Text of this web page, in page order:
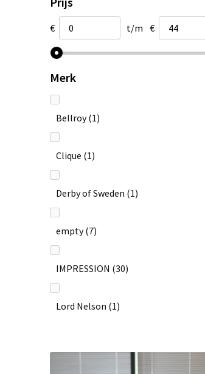
€ t/m €
Merk
Bellroy (1)
Clique (1)
Derby of Sweden (1)
empty (7)
IMPRESSION (30)
Lord Nelson (1)